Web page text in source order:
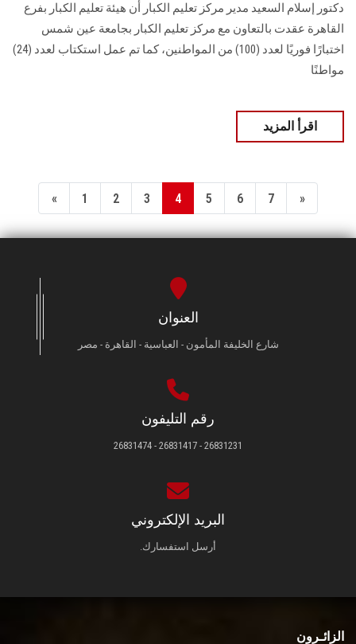
دكتور إسلام السعيد مدير مركز تعليم الكبار أن هيئة تعليم الكبار بفرع
القاهرة عقدت بالتعاون مع مركز تعليم الكبار بجامعة عين شمس
اختبارًا فوريًا لعدد (100) من المواطنين، كما تم عمل استكتاب لعدد (24)
مواطنًا
اقرأ المزيد
« 1 2 3 4 5 6 7 »
العنوان
شارع الخليفة المأمون - العباسية - القاهرة - مصر
رقم التليفون
26831231 - 26831417 - 26831474
البريد الإلكتروني
أرسل استفسارك.
الزائـرون